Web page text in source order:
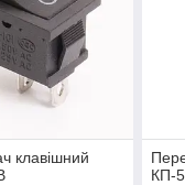
клавішний
КП-